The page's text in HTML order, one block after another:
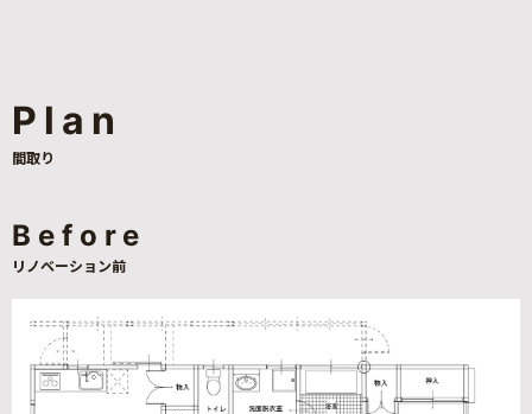
Plan
間取り
Before
リノベーション前